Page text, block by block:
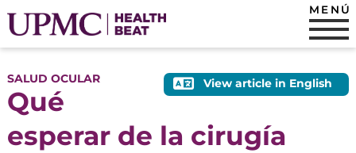
MENÚ
View article in English
SALUD OCULAR
Qué
esperar de la cirugía